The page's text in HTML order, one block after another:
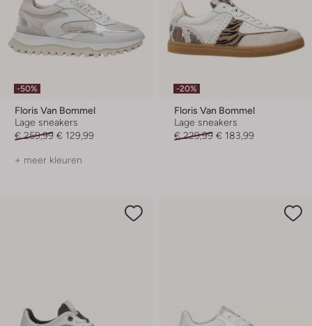
-50%
Floris Van Bommel
Lage sneakers
€ 259,99 € 129,99
+ meer kleuren
-20%
Floris Van Bommel
Lage sneakers
€ 229,99 € 183,99